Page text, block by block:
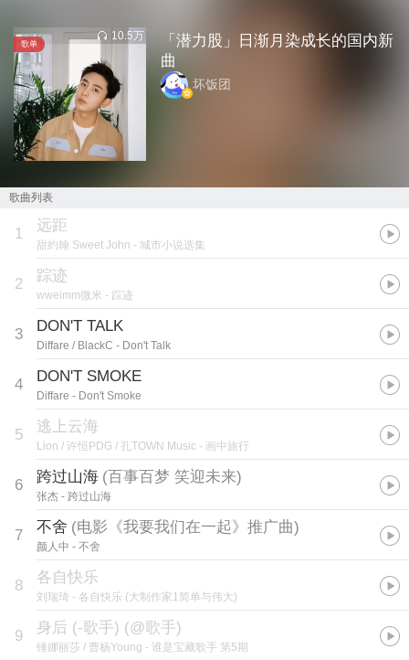
歌单
10.5万
「潜力股」日渐月染成长的国内新
曲
坏饭团
歌曲列表
1 远距
甜約翰 Sweet John - 城市小说选集
2 踪迹
wweimm微米 - 踪迹
3 DON'T TALK
Diffare / BlackC - Don't Talk
4 DON'T SMOKE
Diffare - Don't Smoke
5 逃上云海
Lion / 许恒PDG / 孔TOWN Music - 画中旅行
6 跨过山海 (百事百梦 笑迎未来)
张杰 - 跨过山海
7 不舍 (电影《我要我们在一起》推广曲)
颜人中 - 不舍
8 各自快乐
刘瑞琦 - 各自快乐 (大制作家1简单与伟大)
9 身后 (-歌手) (@歌手)
锤娜丽莎 / 曹杨Young - 谁是宝藏歌手 第5期